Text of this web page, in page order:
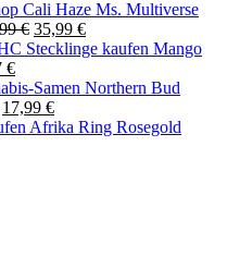
Cali Haze Ms. Multiverse
€ Original
price
49,99 €.
35,99 €Current
price
35,99 €.
Mango
€.
€Current
price
is:
9,97 €.
Samen Northern Bud
Original
price
17,99 €Current
price
Afrika Ring Rosegold